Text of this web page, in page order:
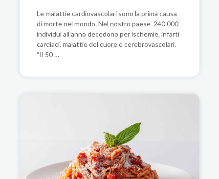
Le malattie cardiovascolari sono la prima causa
di morte nel mondo. Nel nostro paese 240.000
individui all’anno decedono per ischemie, infarti
cardiaci, malattie del cuore e cerebrovascolari.
“Il 50 …